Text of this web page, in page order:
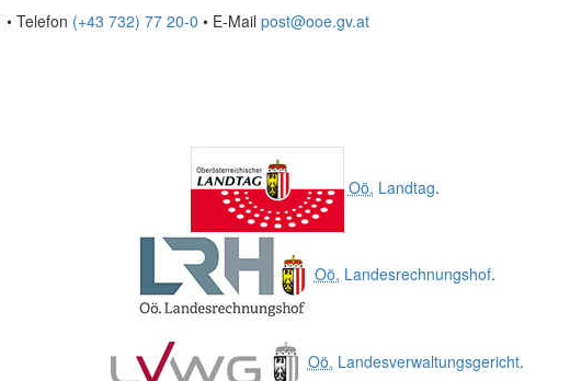
• Telefon (+43 732) 77 20-0 • E-Mail post@ooe.gv.at
Oö. Landtag.
Oö. Landesrechnungshof.
Oö. Landesverwaltungsgericht.